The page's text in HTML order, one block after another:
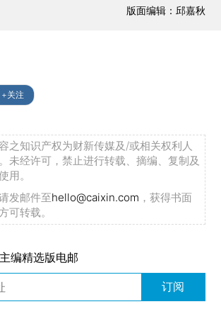
版面编辑：邱嘉秋
+关注
之知识产权为财新传媒及/或相关权利人
未经许可，禁止进行转载、摘编、复制及
用。
发邮件至hello@caixin.com ，获得书面
可转载。
编精选版电邮
订阅